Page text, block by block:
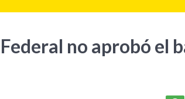
no aprobó el